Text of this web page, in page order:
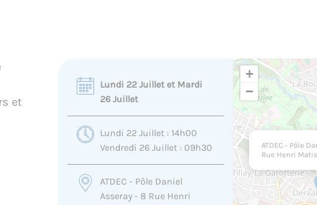
et
Lundi 22 Juillet et Mardi
26 Juillet
Lundi 22 Juillet : 14h00
Vendredi 26 Juillet : 09h30
ATDEC - Pôle Daniel
Asseray - 8 Rue Henri
ATDEC - Pôle
Rue Henri
+
−